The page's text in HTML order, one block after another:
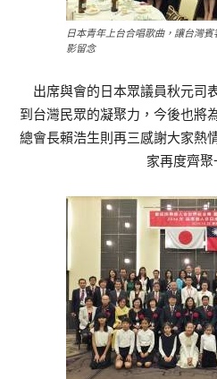
日本青年上台合唱歌曲，讓台灣
影留念
出席與會的日本眾議員秋元司
到台灣民眾的凝聚力，今後也將
總會長賴浩生則再三感謝大家熱
家再度齊聚